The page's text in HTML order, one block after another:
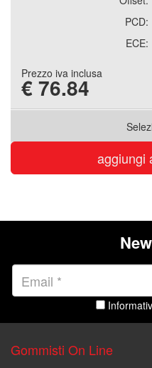
PCD:
ECE:
Prezzo iva inclusa
€ 76.84
aggiungi
Gommisti On Line